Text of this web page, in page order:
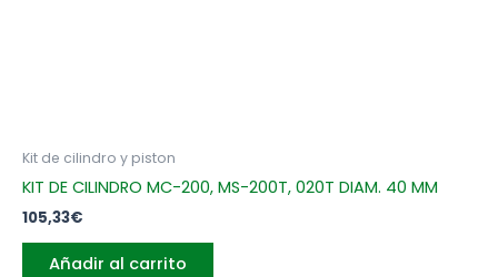
Kit de cilindro y piston
KIT DE CILINDRO MC-200, MS-200T, 020T DIAM. 40 MM
105,33€
Añadir al carrito